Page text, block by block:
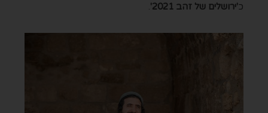
כ'ירושלים של זהב 2021' .